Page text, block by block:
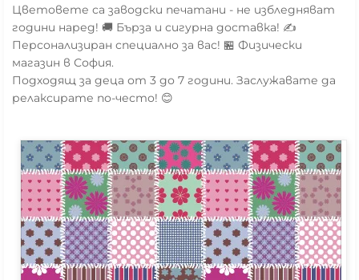
Цветовете са заводски печатани - не избледняват
години наред! 🚚 Бърза и сигурна доставка! ✍️
Персонализиран специално за вас! 🏪 Физически
магазин в София.
Подходящ за деца от 3 до 7 години. Заслужавате да
релаксирате по-често! 😊